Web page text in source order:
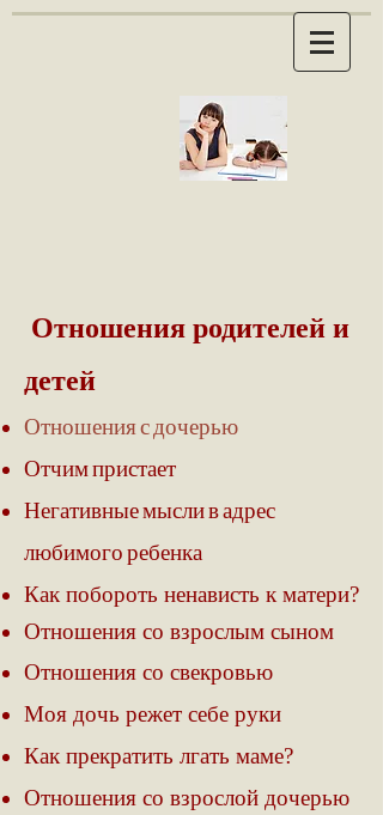
Отношения родителей и
детей
Отношения с дочерью
Отчим пристает
Негативные мысли в адрес
любимого ребенка
Как побороть ненависть к матери?
Отношения со взрослым сыном
Отношения со свекровью
Моя дочь режет себе руки
Как прекратить лгать маме?
Отношения со взрослой дочерью